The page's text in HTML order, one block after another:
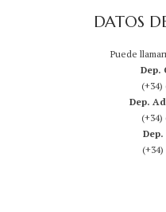
DATOS
Puede
Dep.
(+34)
Dep.
(+34)
(+34)